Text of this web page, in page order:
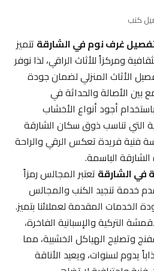
غرف نوم في الشارقةتتميز
ومركزاً للأثاث الراقي، لذا نوفر
الأثاث المنزلي لضمان جودة
الأصالة والحداثة في
أجود أنواع الأخشاب
التي تناسب ذوق سكان الشارقة
فنية فريدة تعكس الرقي والراحة
الباسمة.
الشارقةتعتبر المجالس رمزاً
خدمة تنجيد الكنب والمجالس
المقدمة لعملائنا بتميز.
التركية والإسبانية الفاخرة،
وتصليح الهياكل الخشبية، مما
لسنوات، ويعيد الأناقة